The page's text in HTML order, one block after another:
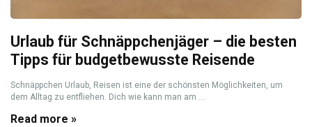
Urlaub für Schnäppchenjäger – die besten
Tipps für budgetbewusste Reisende
Schnäppchen Urlaub, Reisen ist eine der schönsten Möglichkeiten, um
dem Alltag zu entfliehen. Dich wie kann man am ...
Read more »